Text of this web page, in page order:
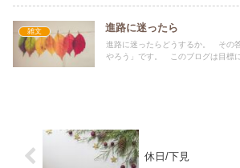
雑文 進路に迷ったら
進路に迷ったらどうするか。 その
やろう」です。 このブログは目標に
休日/下見